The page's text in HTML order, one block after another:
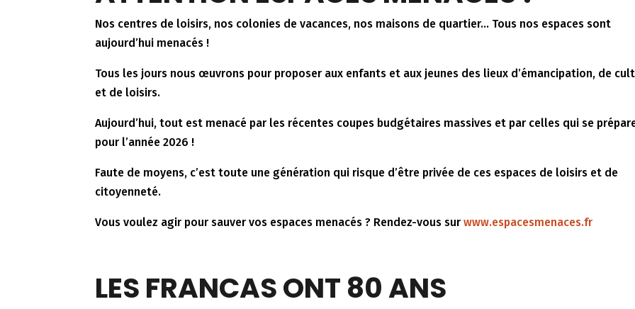
Nos centres de loisirs, nos colonies de vacances, nos maisons de quartier… Tous nos espaces sont
aujourd’hui menacés !
Tous les jours nous œuvrons pour proposer aux enfants et aux jeunes des lieux d’émancipation, de
et de loisirs.
Aujourd’hui, tout est menacé par les récentes coupes budgétaires massives et par celles qui se
pour l’année 2026 !
Faute de moyens, c’est toute une génération qui risque d’être privée de ces espaces de loisirs et de
citoyenneté.
Vous voulez agir pour sauver vos espaces menacés ? Rendez-vous surwww.espacesmenaces.fr
LES FRANCAS ONT 80 ANS